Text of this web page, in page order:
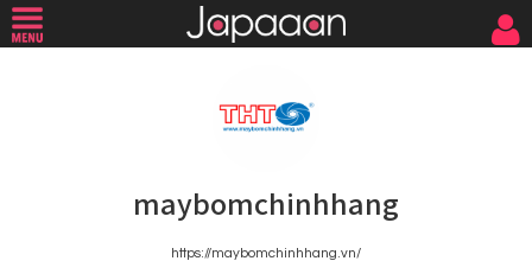
maybomchinhhang
https://maybomchinhhang.vn/